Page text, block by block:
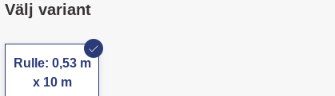
Välj variant
Rulle: 0,53 m
x 10 m